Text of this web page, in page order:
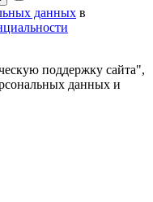
данных в
поддержку сайта",
данных и